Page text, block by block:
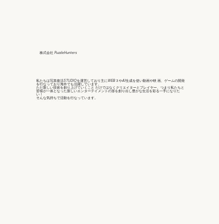
株式会社 PuzzleHunters
私たちは写真復活STUDIOを運営しており主にWEB３やAI生成を使い動画や映 画、ゲームの開発
を行なっており海外でも活躍しています。
ただ新しい技術を創り上げていくこと だけではなくクリエイターとプレイヤー、つまり私たちと
皆様が一体となった新しいエンターテイメントの形を創り出し豊かな生活を彩る一手になりた
い！
そんな気持ちで活動を行なっています。